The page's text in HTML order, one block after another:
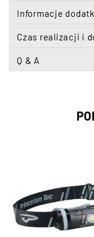
Informacje
Czas realizacji i
Q & A